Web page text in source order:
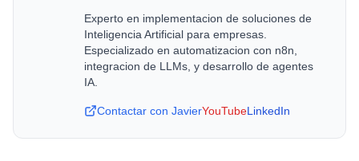
Experto en implementacion de soluciones de
Inteligencia Artificial para empresas.
Especializado en automatizacion con n8n,
integracion de LLMs, y desarrollo de agentes
IA.
Contactar con JavierYouTubeLinkedIn